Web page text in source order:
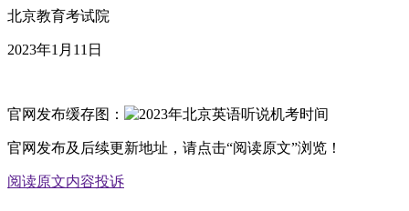
北京教育考试院
2023年1月11日
官网发布缓存图：
官网发布及后续更新地址，请点击“阅读原文”浏览！
阅读原文内容投诉